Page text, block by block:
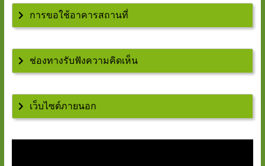
การขอใช้อาคารสถานที่
ช่องทางรับฟังความคิดเห็น
เว็บไซต์ภายนอก